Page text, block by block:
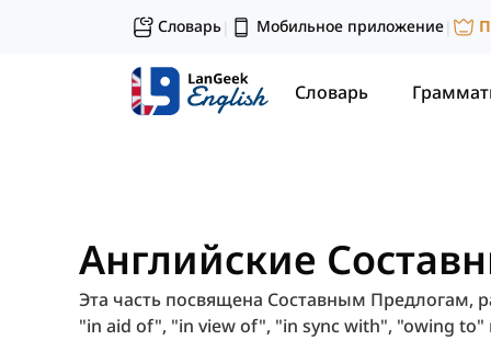
Словарь| Мобильное приложение|
Словарь
Английские
Эта часть посвящена Составным Предлогам,
"in aid of", "in view of", "in sync with", "owing to"